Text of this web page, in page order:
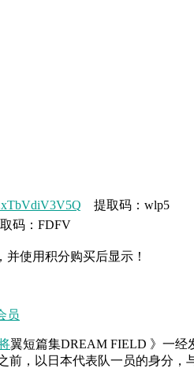
提取码：wlp5
码：FDFV
使用积分购买后显示！
员
翼短篇集DREAM FIELD 》一经
，以日本代表队一员的身分